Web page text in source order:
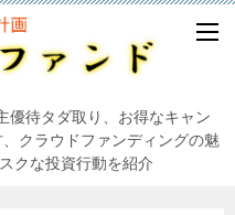
優待タダ取り、お得なキャン
クラウドファンディングの魅
クな投資行動を紹介